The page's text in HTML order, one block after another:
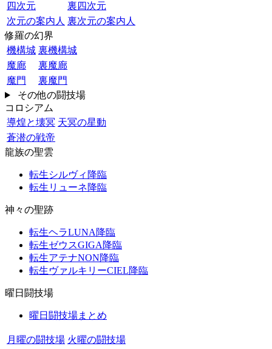
四次元
裏四次元
次元の案内人 裏次元の案内人
修羅の幻界
機構城 裏機構城
魔廊
裏魔廊
魔門
裏魔門
その他の闘技場
コロシアム
導煌と壊冥 天冥の星動
蒼潜の戦帝
龍族の聖雲
転生シルヴィ降臨
転生リューネ降臨
神々の聖跡
転生ヘラLUNA降臨
転生ゼウスGIGA降臨
転生アテナNON降臨
転生ヴァルキリーCIEL降臨
曜日闘技場
曜日闘技場まとめ
月曜の闘技場 火曜の闘技場